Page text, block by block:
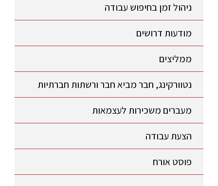
ניהול זמן בחיפוש עבודה
מודעות דרושים
ממליצים
נטוורקינג, חבר מביא חבר ורשתות חברתיות
מעברים משכירות לעצמאות
הצעת עבודה
פוסט אורח